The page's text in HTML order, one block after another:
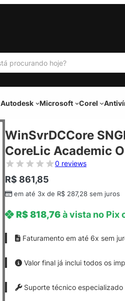
Autodesk Microsoft Corel
WinSvrDCCore
CoreLic Academic
0 reviews
R$ 861,85
em até 3x de R$ 287,28 sem juros
R$818,76à vista no Pix
Faturamento em até 6x sem
Valor final já inclui todos os
Suporte técnico especializado